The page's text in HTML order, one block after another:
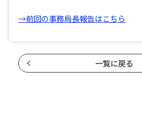
→前回の事務局長報告はこちら
一覧に戻る